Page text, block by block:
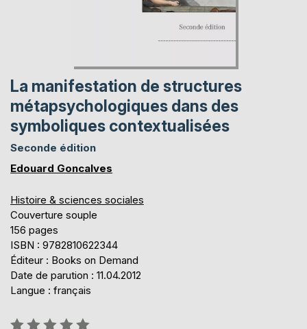
La manifestation de structures
métapsychologiques dans des
symboliques contextualisées
Seconde édition
Edouard Goncalves
Histoire & sciences sociales
Couverture souple
156 pages
ISBN : 9782810622344
Éditeur : Books on Demand
Date de parution : 11.04.2012
Langue : français
Évaluation: